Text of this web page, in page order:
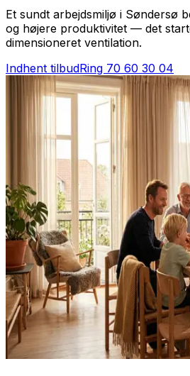
Et sundt arbejdsmiljø i Søndersø
og højere produktivitet — det
dimensioneret ventilation.
Indhent tilbudRing 70 60 30 04